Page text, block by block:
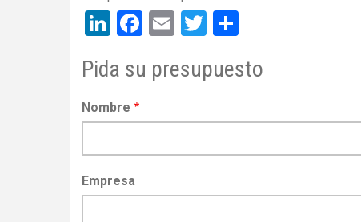
LinkedIn
Facebook
EmailTwitter
Pida su presupuesto
Nombre
Empresa